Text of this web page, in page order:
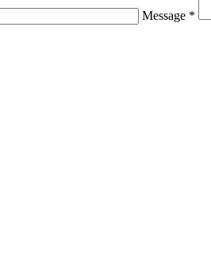
Message *